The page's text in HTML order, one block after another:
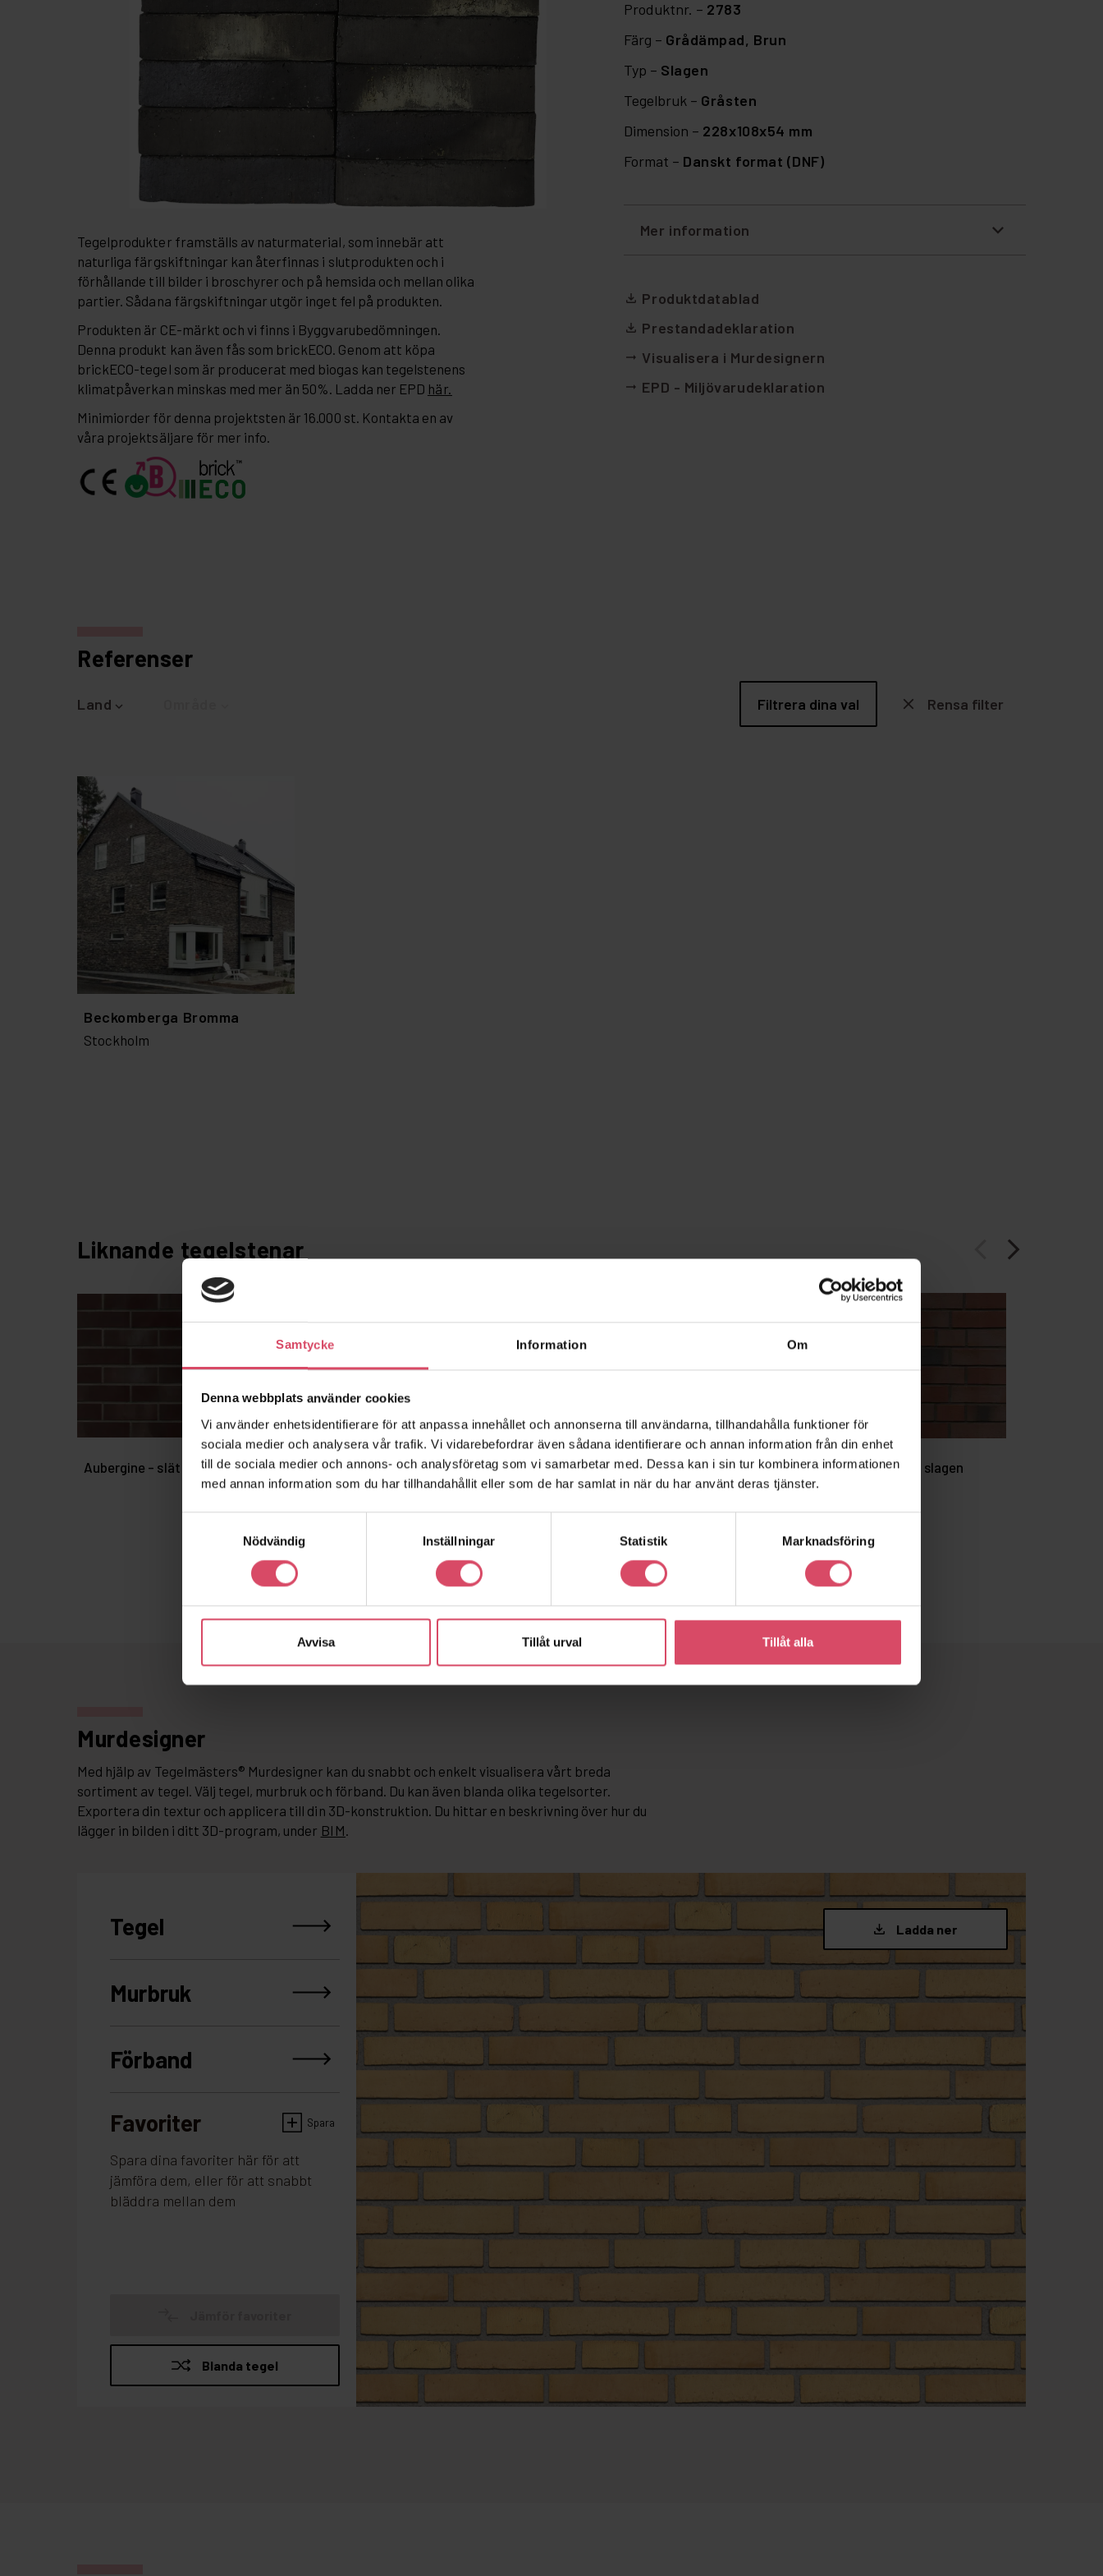
Samtycke Information Om
Denna webbplats använder cookies
Vi använder enhetsidentifierare för att anpassa innehållet och annonserna till användarna, tillhandahålla funktioner för
sociala medier och analysera vår trafik. Vi vidarebefordrar även sådana identifierare och annan information från din enhet
till de sociala medier och annons- och analysföretag som vi samarbetar med. Dessa kan i sin tur kombinera informationen
med annan information som du har tillhandahållit eller som de har samlat in när du har använt deras tjänster.
Nödvändig
Inställningar Statistik Marknadsföring
Avvisa Tillåt urval Tillåt alla
Tegelprodukter framställs av naturmaterial, som innebär att
naturliga färgskiftningar kan återfinnas i slutprodukten och i
förhållande till bilder i broschyrer och på hemsida och mellan olika
partier. Sådana färgskiftningar utgör inget fel på produkten.
Produkten är CE-märkt och vi finns i Byggvarubedömningen.
Denna produkt kan även fås som brickECO. Genom att köpa
brickECO-tegel som är producerat med biogas kan tegelstenens
klimatpåverkan minskas med mer än 50%. Ladda ner EPD här.
Minimiorder för denna projektsten är 16.000 st. Kontakta en av
våra projektsäljare för mer info.
Produktnr. – 2783
Färg – Grådämpad, Brun
Typ – Slagen
Tegelbruk – Gråsten
Dimension – 228x108x54 mm
Format – Danskt format (DNF)
Mer information
file_download Produktdatablad
file_download Prestandadeklaration
arrow_right_alt Visualisera i Murdesignern
arrow_right_alt EPD - Miljövarudeklaration
Referenser
Land Filtrera dina val close Rensa filter
Beckomberga Bromma
Stockholm
Liknande tegelstenar arrow_forward_ios
Aubergine - slät Baltrum - slät Barock Bernau - slagen Blankenese - slagen
Murdesigner
Med hjälp av Tegelmästers® Murdesigner kan du snabbt och enkelt visualisera vårt breda
sortiment av tegel. Välj tegel, murbruk och förband. Du kan även blanda olika tegelsorter.
Exportera din textur och applicera till din 3D-konstruktion. Du hittar en beskrivning över hur du
lägger in bilden i ditt 3D-program, under BIM.